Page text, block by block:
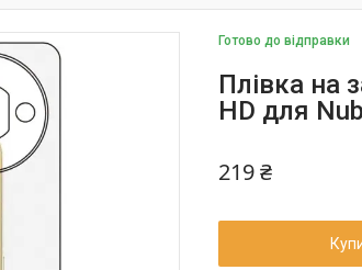
Готово до відправки
Плівка на
HD для
219 ₴